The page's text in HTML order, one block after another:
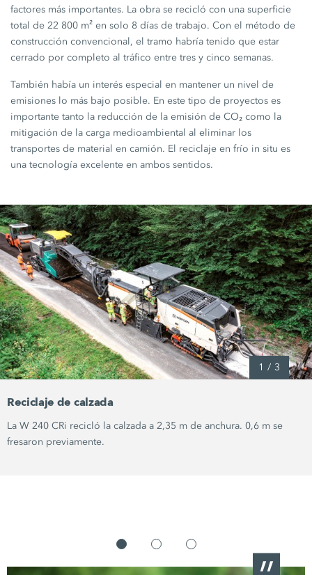
factores más importantes. La obra se recicló con una superficie
total de22 800 m² en solo 8 días de trabajo. Con el método de
construcción convencional, el tramo habría tenido que estar
cerrado por completo al tráfico entre tres y cinco semanas.
También había un interés especial en mantener un nivel de
emisiones lo más bajo posible. En este tipo de proyectos es
importante tanto la reducción de la emisión de CO₂ como la
mitigación de la carga medioambiental al eliminar los
transportes de material en camión. El reciclaje en frío in situ es
una tecnología excelente en ambos sentidos.
1 / 3
Reciclaje de calzada
La W 240 CRi recicló la calzada a 2,35 m de anchura. 0,6 m se
fresaron previamente.